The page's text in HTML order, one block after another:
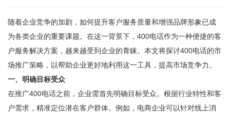
随着企业竞争的加剧，如何提升客户服务质量和增强品牌形象已成
为各类企业的重要课题。在这一背景下，400电话作为一种便捷的客
户服务解决方案，越来越受到企业的青睐。本文将探讨400电话的市
场推广策略，以帮助企业更好地利用这一工具，提高市场竞争力。
一、明确目标受众
在推广400电话之前，企业需首先明确目标受众。根据行业特性和客
户需求，精准定位潜在客户群体。例如，电商企业可以针对线上消